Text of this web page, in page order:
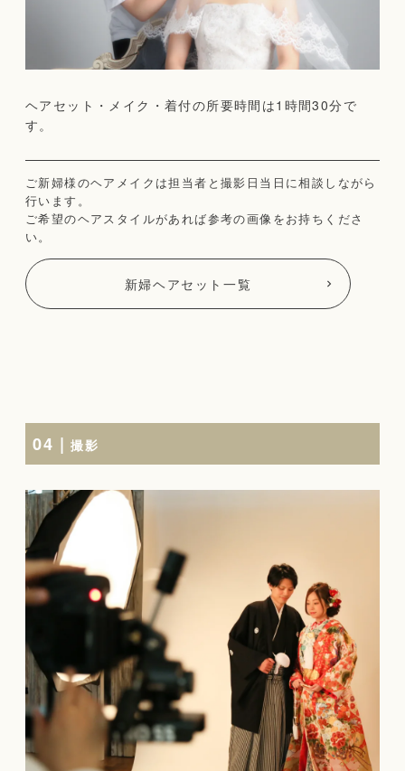
ヘアセット・メイク・着付の所要時間は1時間30分で
す。
ご新婦様のヘアメイクは担当者と撮影日当日に相談しながら
行います。
ご希望のヘアスタイルがあれば参考の画像をお持ちくださ
い。
新婦ヘアセット一覧
04 |撮影